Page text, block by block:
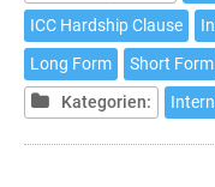
Clause
ICC Hardship Clause
Long Form
Short Form
Kategorien: